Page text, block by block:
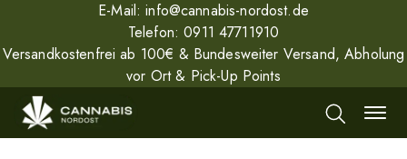
E-Mail:info@cannabis-nordost.de
Telefon:0911 47711910
Versandkostenfrei ab 100€ & Bundesweiter Versand, Abholung
vor Ort & Pick-Up Points